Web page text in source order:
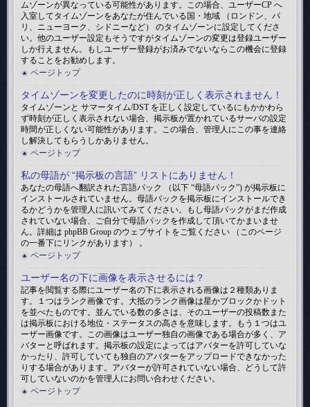
ムゾーンが異なっている可能性があります。この場合、ユーザーCP へ
入室してタイムゾーンをあなたが住んでいる国・地域 （ロンドン、パ
リ、ニューヨーク、シドニーなど） のタイムゾーンに設定してくださ
い。他のユーザー設定もそうですがタイムゾーンの変更は登録ユーザー
しか行えません。もしユーザー登録がお済みでないならこの機会に登録
することをお勧めします。
ページトップ
タイムゾーンを変更したのに時刻が正しく表示されません！
タイムゾーンと サマータイム/DST を正しく設定しているにもかかわら
ず時刻が正しく表示されない場合、掲示板が置かれているサーバの設定
時間が正しくない可能性があります。この場合、管理人にこの事を連絡
し解決してもらうしかありません。
ページトップ
私の母語が “掲示板の言語” リストにありません！
あなたの母語へ翻訳された言語パック （以下 “母語パック”) が掲示板に
インストールされていません。母語パックを掲示板にインストールでき
るかどうかを管理人に訊いてみてください。もし母語パックがまだ作成
されていない場合、ご自分で母語パックを作成して頂いてかまいませ
ん。詳細は phpBB Group のウェブサイトをご覧ください （このページ
の一番下にリンクがあります） 。
ページトップ
ユーザー名の下に画像を表示させるには？
記事を閲覧する際にユーザー名の下に表示される画像は２種類ありま
す。１つはランク画像です。大抵のランク画像は星かブロックかドット
を並べたものです。並んでいる数の多さは、そのユーザーの投稿数また
は掲示板における地位・ステータスの高さを意味します。もう１つはユ
ーザー画像です。この画像はユーザー独自の画像である場合が多く、ア
バターと呼ばれます。掲示板の設定によってはアバターを許可していな
かったり、許可していても独自のアバターをアップロードできなかった
りする場合があります。アバターが許可されていない場合、どうして許
可していないのかを管理人にお問い合わせください。
ページトップ